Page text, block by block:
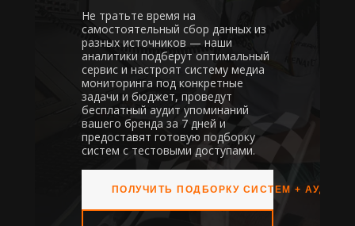
Не тратьте время на
самостоятельный сбор данных из
разных источников — наши
аналитики подберут оптимальный
сервис и настроят систему медиа
мониторинга под конкретные
задачи и бюджет, проведут
бесплатный аудит упоминаний
вашего бренда за 7 дней и
предоставят готовую подборку
систем с тестовыми доступами.
ПОЛУЧИТЬ ПОДБОРКУ СИСТЕМ + АУДИТ